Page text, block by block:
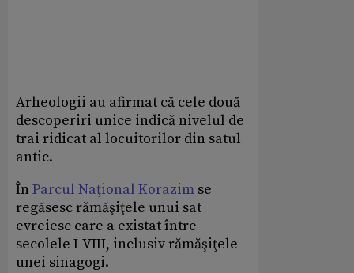
Arheologii au afirmat că cele două
descoperiri unice indică nivelul de
trai ridicat al locuitorilor din satul
antic.
ÎnParcul Naţional Korazim se
regăsesc rămăşiţele unui sat
evreiesc care a existat între
secolele I-VIII, inclusiv rămăşiţele
unei sinagogi.